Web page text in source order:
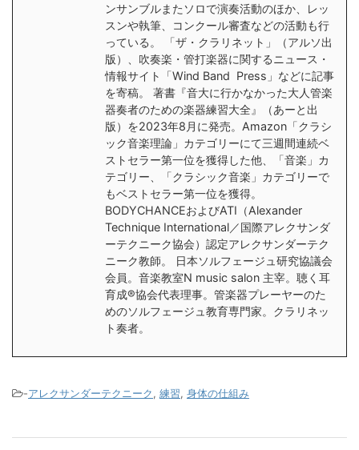
ンサンブルまたソロで演奏活動のほか、レッ
スンや執筆、コンクール審査などの活動も行
っている。 「ザ・クラリネット」（アルソ出
版）、吹奏楽・管打楽器に関するニュース・
情報サイト「Wind Band Press」などに記事
を寄稿。 著書『音大に行かなかった大人管楽
器奏者のための楽器練習大全』（あーと出
版）を2023年8月に発売。Amazon「クラシ
ック音楽理論」カテゴリーにて三週間連続ベ
ストセラー第一位を獲得した他、「音楽」カ
テゴリー、「クラシック音楽」カテゴリーで
もベストセラー第一位を獲得。
BODYCHANCEおよびATI（Alexander
Technique International／国際アレクサンダ
ーテクニーク協会）認定アレクサンダーテク
ニーク教師。 日本ソルフェージュ研究協議会
会員。音楽教室N music salon 主宰。聴く耳
育成®︎協会代表理事。管楽器プレーヤーのた
めのソルフェージュ教育専門家。クラリネッ
ト奏者。
-アレクサンダーテクニーク, 練習, 身体の仕組み